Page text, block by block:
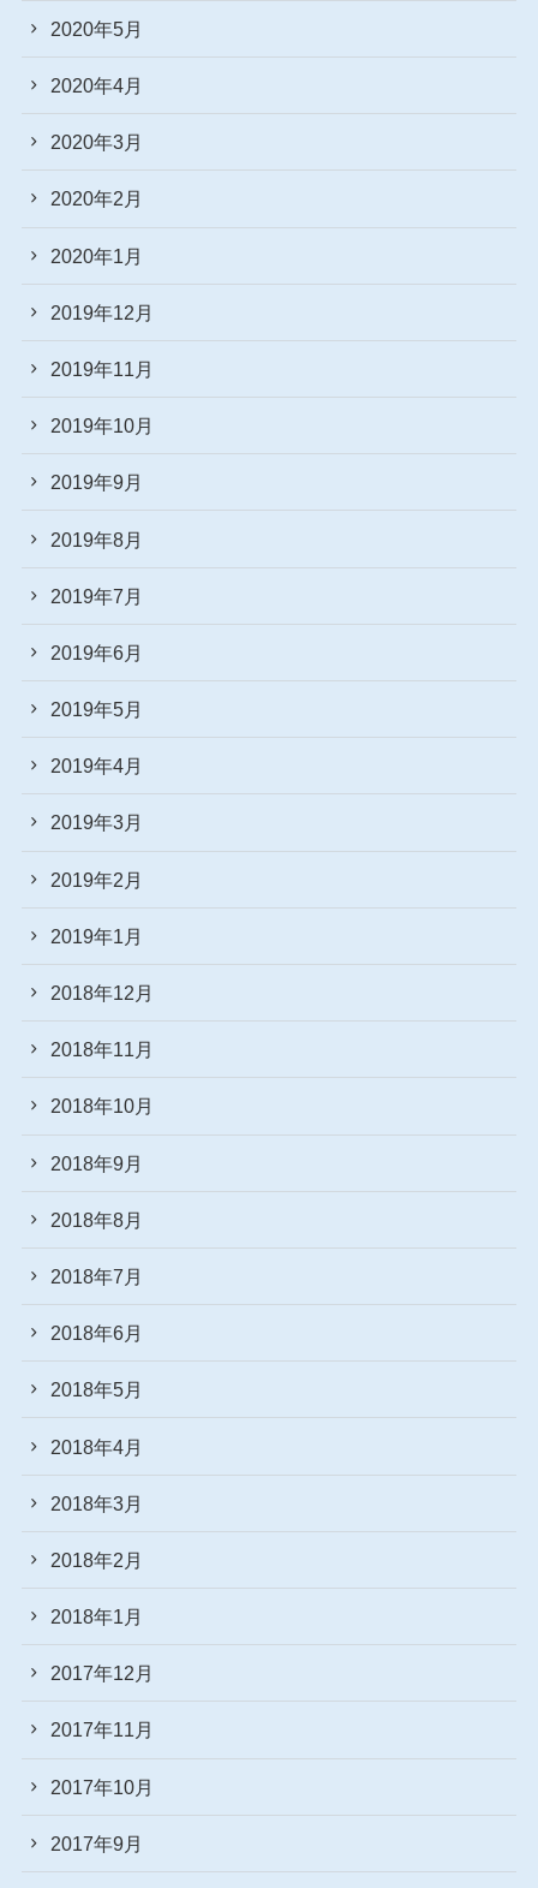
2020年5月
2020年4月
2020年3月
2020年2月
2020年1月
2019年12月
2019年11月
2019年10月
2019年9月
2019年8月
2019年7月
2019年6月
2019年5月
2019年4月
2019年3月
2019年2月
2019年1月
2018年12月
2018年11月
2018年10月
2018年9月
2018年8月
2018年7月
2018年6月
2018年5月
2018年4月
2018年3月
2018年2月
2018年1月
2017年12月
2017年11月
2017年10月
2017年9月